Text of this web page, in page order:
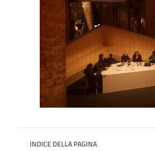
INDICE DELLA PAGINA